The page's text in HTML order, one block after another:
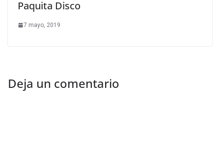
Paquita Disco
7 mayo, 2019
Deja un comentario